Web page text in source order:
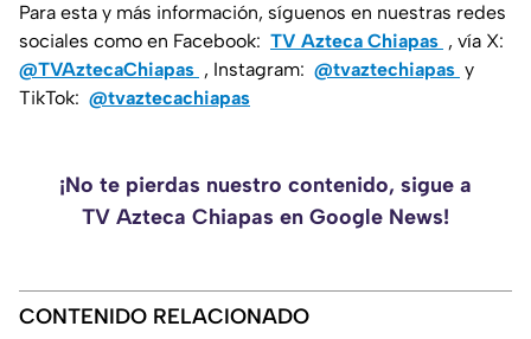
Para esta y más información, síguenos en nuestras redes
sociales como en Facebook: TV Azteca Chiapas , vía X:
@TVAztecaChiapas , Instagram: @tvaztechiapas y
TikTok: @tvaztecachiapas
¡No te pierdas nuestro contenido, sigue a
TV Azteca Chiapas en Google News!
CONTENIDO RELACIONADO